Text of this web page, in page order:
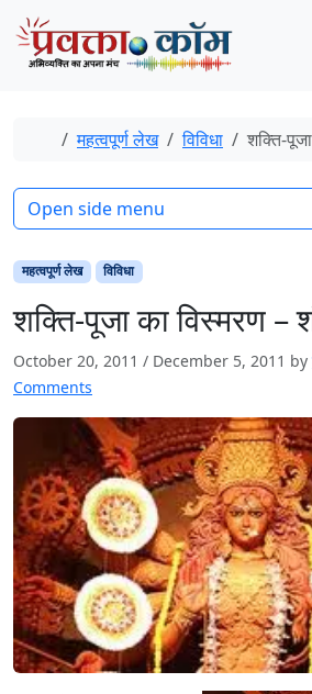
Skip to content
Skip to footer
Home
महत्वपूर्ण लेख विविधा शक्ति-
महत्वपूर्ण लेख विविधा
शक्ति-पूजा का विस्मरण
October 20, 2011 / December 5, 2011 by
Comments
श
क्ति
-
पू
जा
का
वि
स्म
र
ण
–
Open side menu